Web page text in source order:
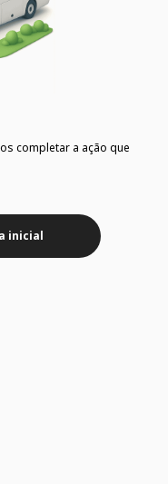
completar a ação que
inicial